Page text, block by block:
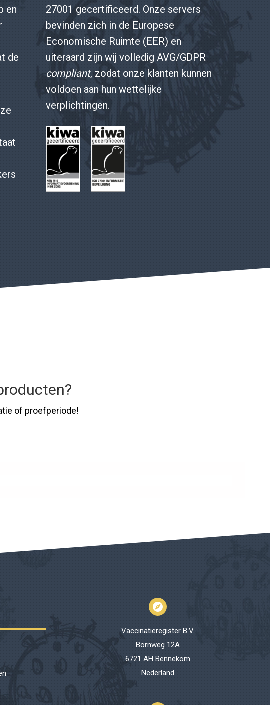
en
de
27001 gecertificeerd. Onze servers
bevinden zich in de Europese
Economische Ruimte (EER) en
uiteraard zijn wij volledig AVG/GDPR
compliant, zodat onze klanten kunnen
voldoen aan hun wettelijke
verplichtingen.
of proefperiode!
Vaccinatieregister B.V.
Bornweg 12A
6721 AH Bennekom
Nederland